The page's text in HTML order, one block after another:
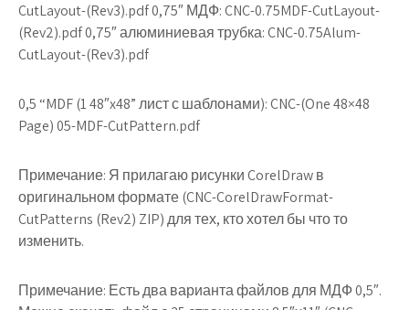
CutLayout-(Rev3).pdf 0,75″ МДФ: CNC-0.75MDF-CutLayout-
(Rev2).pdf 0,75″ алюминиевая трубка: CNC-0.75Alum-
CutLayout-(Rev3).pdf
0,5 “MDF (1 48″x48” лист с шаблонами): CNC-(One 48×48
Page) 05-MDF-CutPattern.pdf
Примечание: Я прилагаю рисунки CorelDraw в
оригинальном формате (CNC-CorelDrawFormat-
CutPatterns (Rev2) ZIP) для тех, кто хотел бы что то
изменить.
Примечание: Есть два варианта файлов для МДФ 0,5″.